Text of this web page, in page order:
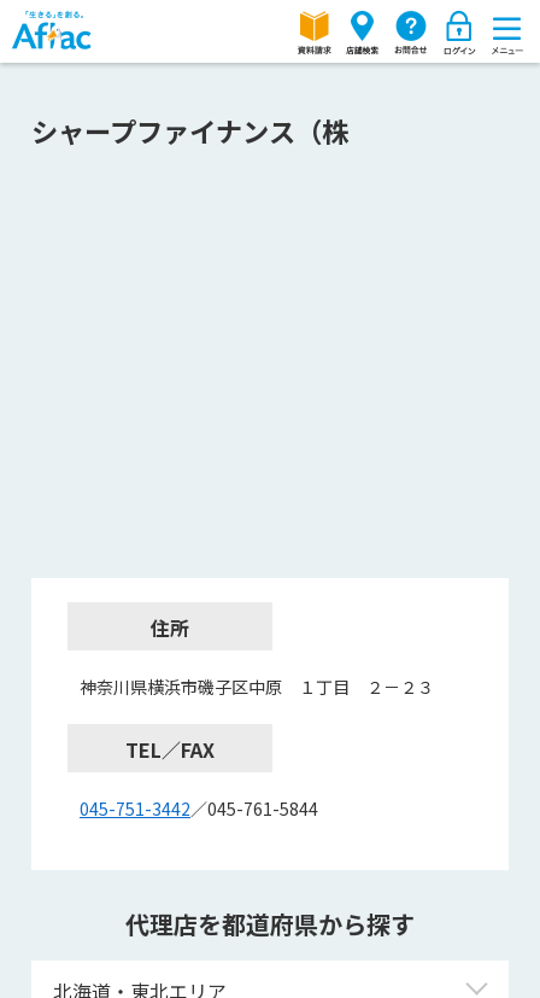
シャープファイナンス（株
住所
神奈川県横浜市磯子区中原 １丁目 ２－２３
TEL／FAX
045-751-3442／045-761-5844
代理店を都道府県から探す
北海道・東北エリア